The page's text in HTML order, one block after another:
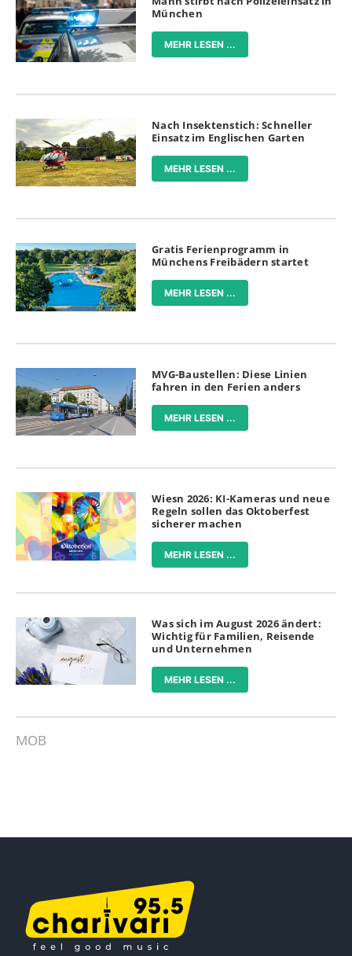
München
MEHR LESEN ...
Nach Insektenstich: Schneller
Einsatz im Englischen Garten
MEHR LESEN ...
Gratis Ferienprogramm in
Münchens Freibädern startet
MEHR LESEN ...
MVG-Baustellen: Diese Linien
fahren in den Ferien anders
MEHR LESEN ...
Wiesn 2026: KI-Kameras und neue
Regeln sollen das Oktoberfest
sicherer machen
MEHR LESEN ...
Was sich im August 2026 ändert:
Wichtig für Familien, Reisende
und Unternehmen
MEHR LESEN ...
MOB